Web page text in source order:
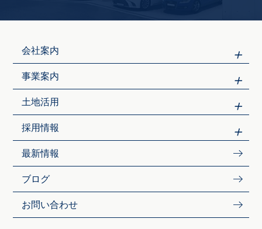
会社案内
事業案内
土地活用
採用情報
最新情報
ブログ
お問い合わせ